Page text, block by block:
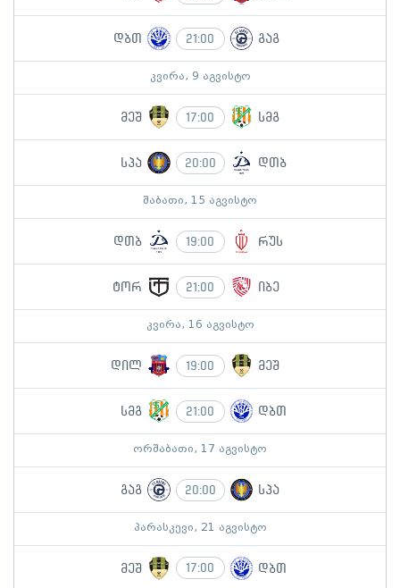
დბთ 21:00 გაგ
კვირა, 9 აგვისტო
მეშ 17:00 სმგ
სპა 20:00 დთბ
შაბათი, 15 აგვისტო
დთბ 19:00 რუს
ტორ 21:00 იბე
კვირა, 16 აგვისტო
დილ 19:00 მეშ
სმგ 21:00 დბთ
ორშაბათი, 17 აგვისტო
გაგ 20:00 სპა
პარასკევი, 21 აგვისტო
მეშ 17:00 დბთ